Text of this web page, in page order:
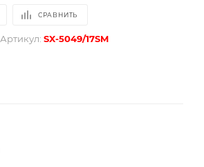
СРАВНИТЬ
Артикул: SX-5049/17SM